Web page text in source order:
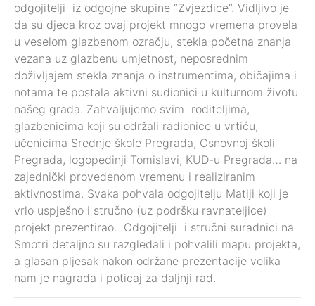
odgojitelji iz odgojne skupine “Zvjezdice”. Vidljivo je
da su djeca kroz ovaj projekt mnogo vremena provela
u veselom glazbenom ozračju, stekla početna znanja
vezana uz glazbenu umjetnost, neposrednim
doživljajem stekla znanja o instrumentima, običajima i
notama te postala aktivni sudionici u kulturnom životu
našeg grada. Zahvaljujemo svim roditeljima,
glazbenicima koji su održali radionice u vrtiću,
učenicima Srednje škole Pregrada, Osnovnoj školi
Pregrada, logopedinji Tomislavi, KUD-u Pregrada… na
zajednički provedenom vremenu i realiziranim
aktivnostima. Svaka pohvala odgojitelju Matiji koji je
vrlo uspješno i stručno (uz podršku ravnateljice)
projekt prezentirao. Odgojitelji i stručni suradnici na
Smotri detaljno su razgledali i pohvalili mapu projekta,
a glasan pljesak nakon održane prezentacije velika
nam je nagrada i poticaj za daljnji rad.